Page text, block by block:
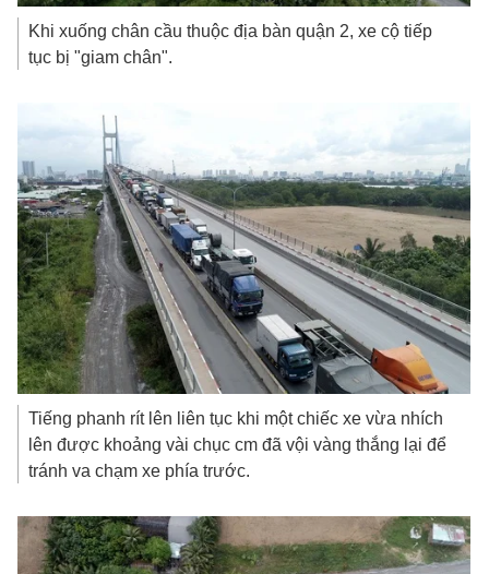
Khi xuống chân cầu thuộc địa bàn quận 2, xe cộ tiếp
tục bị "giam chân".
Tiếng phanh rít lên liên tục khi một chiếc xe vừa nhích
lên được khoảng vài chục cm đã vội vàng thắng lại để
tránh va chạm xe phía trước.